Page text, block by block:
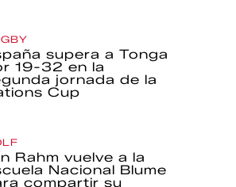
supera a Tonga
19-32 en la
jornada de la
Cup
Rahm vuelve a la
Nacional Blume
compartir su